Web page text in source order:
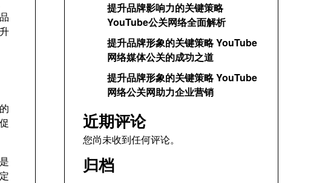
提升品牌影响力的关键策略
YouTube公关网络全面解析
提升品牌形象的关键策略 YouTube
网络媒体公关的成功之道
提升品牌形象的关键策略 YouTube
网络公关网助力企业营销
近期评论
您尚未收到任何评论。
归档